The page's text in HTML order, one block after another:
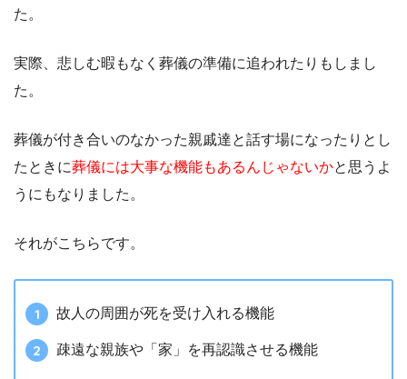
た。
実際、悲しむ暇もなく葬儀の準備に追われたりもしまし
た。
葬儀が付き合いのなかった親戚達と話す場になったりとし
たときに葬儀には大事な機能もあるんじゃないかと思うよ
うにもなりました。
それがこちらです。
故人の周囲が死を受け入れる機能
疎遠な親族や「家」を再認識させる機能